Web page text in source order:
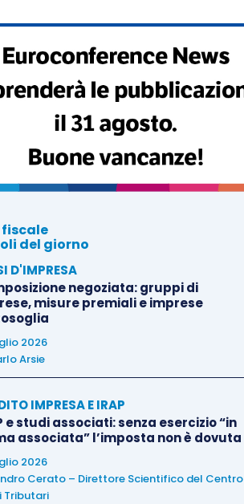
del giorno
D'IMPRESA
negoziata: gruppi di
misure premiali e imprese
2026
Arsie
IMPRESA E IRAP
e studi associati: senza esercizio “in
associata” l’imposta non è dovuta
2026
Cerato – Direttore Scientifico del Centro
Tributari